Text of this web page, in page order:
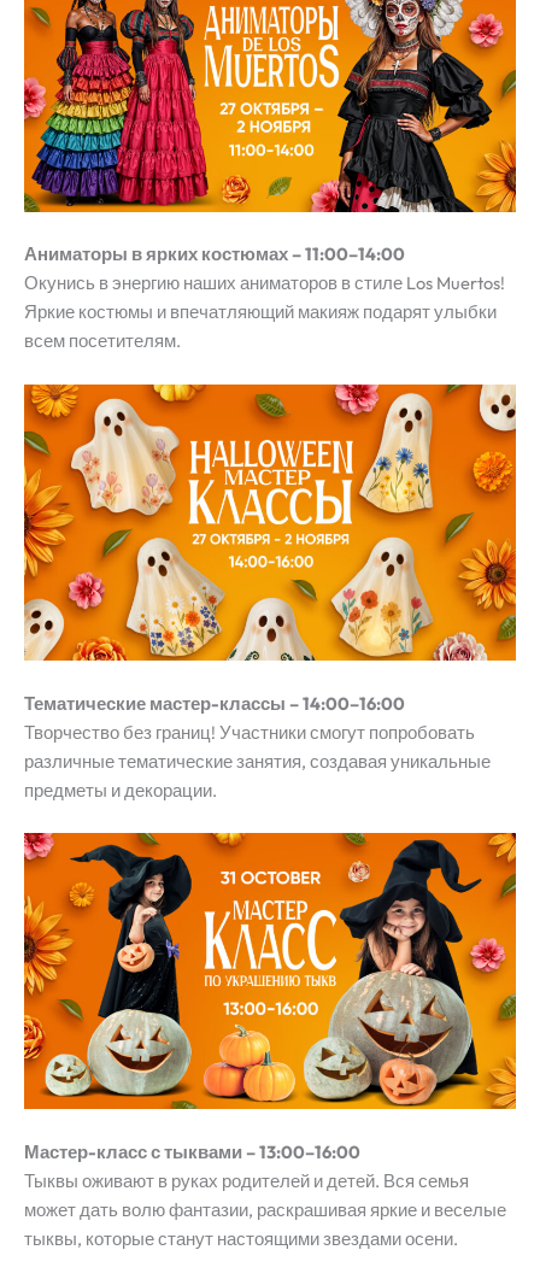
Аниматоры в ярких костюмах – 11:00–14:00
Окунись в энергию наших аниматоров в стиле Los Muertos!
Яркие костюмы и впечатляющий макияж подарят улыбки
всем посетителям.
Тематические мастер-классы – 14:00–16:00
Творчество без границ! Участники смогут попробовать
различные тематические занятия, создавая уникальные
предметы и декорации.
Мастер-класс с тыквами – 13:00–16:00
Тыквы оживают в руках родителей и детей. Вся семья
может дать волю фантазии, раскрашивая яркие и веселые
тыквы, которые станут настоящими звездами осени.